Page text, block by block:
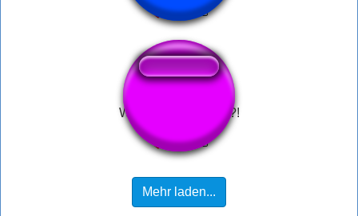
What the dog doing?!
Mehr laden...